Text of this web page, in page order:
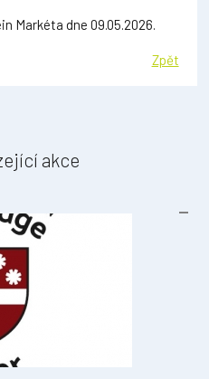
Markéta dne 09.05.2026.
Zpět
akce